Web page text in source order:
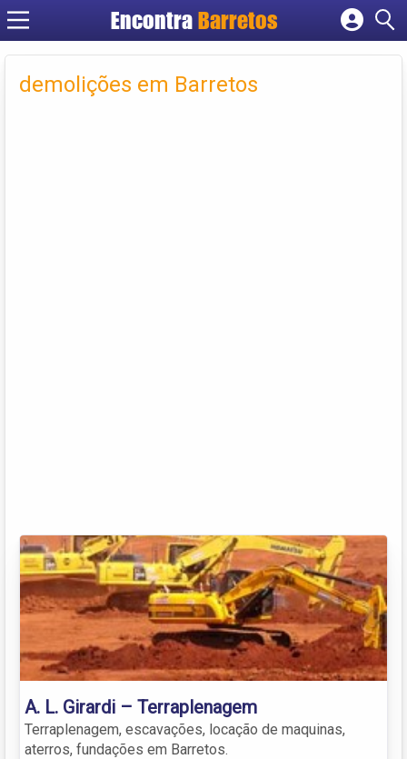
Encontra Barretos
Cadastrar empresa
Criar conta
demolições em Barretos
A. L. Girardi – Terraplenagem
Terraplenagem, escavações, locação de maquinas,
aterros, fundações em Barretos.